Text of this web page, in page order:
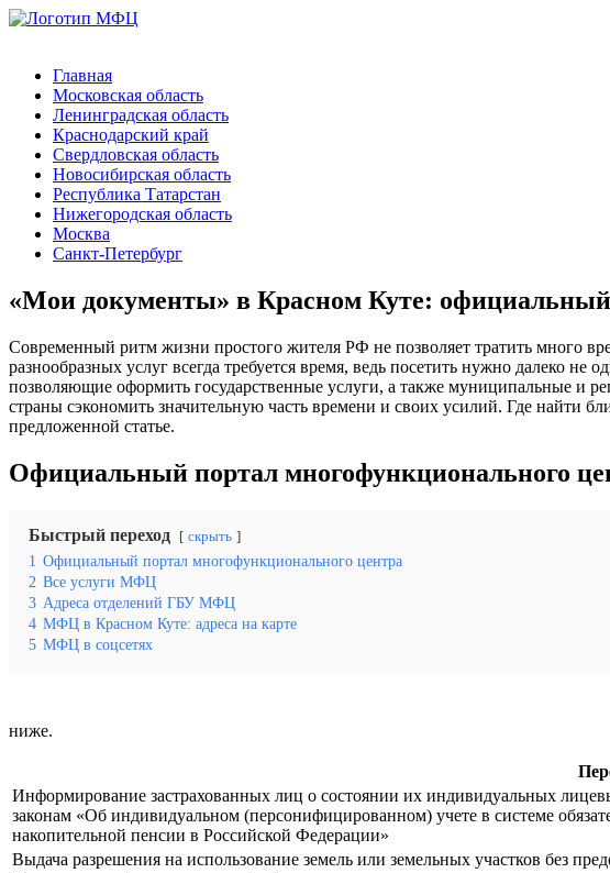
Главная
Московская область
Ленинградская область
Краснодарский край
Свердловская область
Новосибирская область
Республика Татарстан
Нижегородская область
Москва
Санкт-Петербург
«Мои документы» в Красном Куте:
Современный ритм жизни простого жителя РФ не позволяет тратить много
разнообразных услуг всегда требуется время, ведь посетить нужно далеко
позволяющие оформить государственные услуги, а также муниципальные и
страны сэкономить значительную часть времени и своих усилий. Где найти
предложенной статье.
Официальный портал многофункционального
Быстрый переход скрыть
1 Официальный портал многофункционального центра
2 Все услуги МФЦ
3 Адреса отделений ГБУ МФЦ
4 МФЦ в Красном Куте: адреса на карте
5 МФЦ в соцсетях
ниже.
Информирование застрахованных лиц о состоянии их индивидуальных
законам «Об индивидуальном (персонифицированном) учете в системе
накопительной пенсии в Российской Федерации»
Выдача разрешения на использование земель или земельных участков без